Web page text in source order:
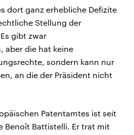
dort ganz erhebliche Defizite
Stellung der
gibt zwar
aber die hat keine
sondern kann nur
an die der Präsident nicht
Patentamtes ist seit
Benoît Battistelli. Er trat mit